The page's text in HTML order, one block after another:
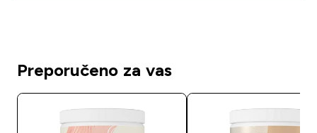
Preporučeno za vas